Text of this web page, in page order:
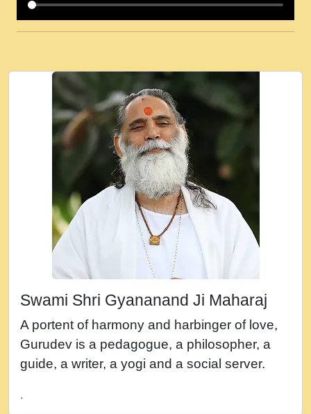
कई पकड क मर हथ र मह वदवन पहच दय! मह जन
Ki - Krishna Bhajan - New Bhajan 2020
#Ishwar Bhakti.mp3
जब से गीता ज्ञान पाया मैं बड़ी मस्ती में हूँ । 2018 -
Rishikesh - Ratan Ji Rasik.mp3
तन हल दल द सनव मड उतत सर रख क, नल रव त
गल लग जव त सर उतत हथ रख द!.mp3
तू कर प्रीतम से प्रीत, यूहीं दिन बीतते जाते हैं ।
2018 - Rishikesh - Swami Gyananand Ji
Maharaj.mp3
न म गवद गपल गद फर, पयर महन न रझद फर! shri
नह भरस रह लडडल... अपन खट करम क !!!! मह दद
सहर चरण क .....mp3
बगड नसब कसन सवर तर बगर Shri ravinandan
shastri ji maharaj.mp3
Swami Shri Gyananand Ji Maharaj
A portent of harmony and harbinger of love,
Gurudev is a pedagogue, a philosopher, a
guide, a writer, a yogi and a social server.
.